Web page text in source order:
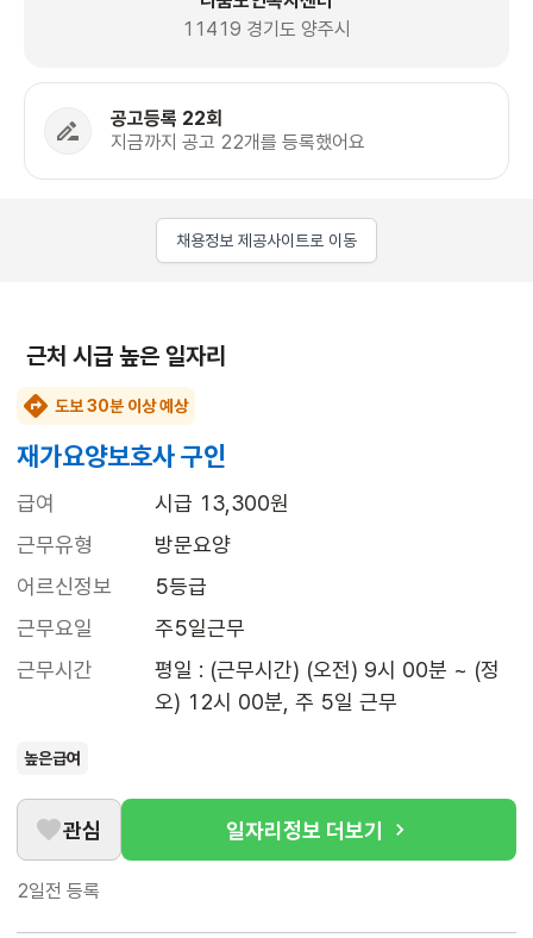
11419 경기도 양주시
공고등록 22회
지금까지 공고 22개를 등록했어요
채용정보 제공사이트로 이동
근처 시급 높은 일자리
도보 30분 이상 예상
재가요양보호사 구인
급여
시급 13,300원
근무유형
방문요양
어르신정보
5등급
근무요일
주5일근무
근무시간
평일 : (근무시간) (오전) 9시 00분 ~ (정
오) 12시 00분, 주 5일 근무
높은급여
관심 일자리정보 더보기
2일전 등록